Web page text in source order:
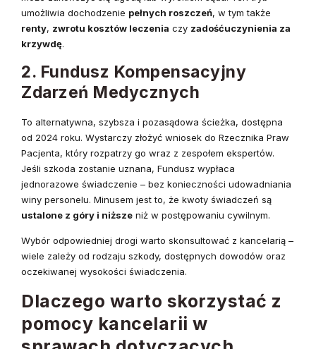
umożliwia dochodzenie pełnych roszczeń, w tym także
renty, zwrotu kosztów leczenia czy zadośćuczynienia za
krzywdę.
2. Fundusz Kompensacyjny
Zdarzeń Medycznych
To alternatywna, szybsza i pozasądowa ścieżka, dostępna
od 2024 roku. Wystarczy złożyć wniosek do Rzecznika Praw
Pacjenta, który rozpatrzy go wraz z zespołem ekspertów.
Jeśli szkoda zostanie uznana, Fundusz wypłaca
jednorazowe świadczenie – bez konieczności udowadniania
winy personelu. Minusem jest to, że kwoty świadczeń są
ustalone z góry i niższe niż w postępowaniu cywilnym.
Wybór odpowiedniej drogi warto skonsultować z kancelarią –
wiele zależy od rodzaju szkody, dostępnych dowodów oraz
oczekiwanej wysokości świadczenia.
Dlaczego warto skorzystać z
pomocy kancelarii w